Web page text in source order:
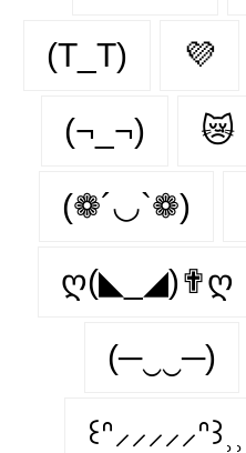
(T_T) 💜
(¬_¬) 😿
(❁´◡`❁)
ღ(◣_◢)✟ღ
(─‿‿─)
꒰ᐢ⸝⸝⸝⸝⸝ᐢ꒱⸒⸒